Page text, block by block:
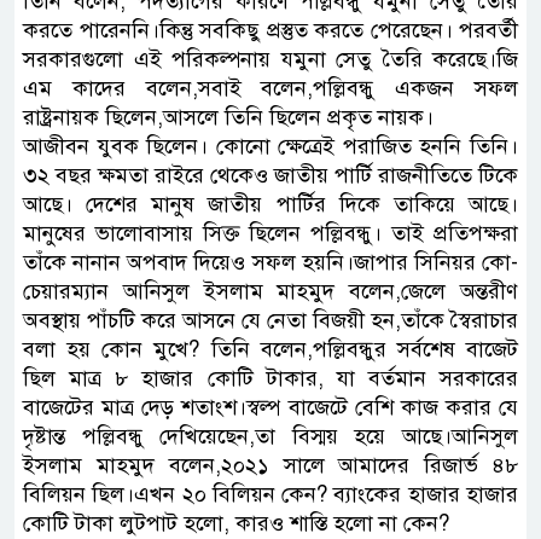
করতে পারেননি।কিন্তু সবকিছু প্রস্তুত করতে পেরেছেন। পরবর্তী
সরকারগুলো এই পরিকল্পনায় যমুনা সেতু তৈরি করেছে।জি
এম কাদের বলেন,সবাই বলেন,পল্লিবন্ধু একজন সফল
রাষ্ট্রনায়ক ছিলেন,আসলে তিনি ছিলেন প্রকৃত নায়ক।
আজীবন যুবক ছিলেন। কোনো ক্ষেত্রেই পরাজিত হননি তিনি।
৩২ বছর ক্ষমতা রাইরে থেকেও জাতীয় পার্টি রাজনীতিতে টিকে
আছে। দেশের মানুষ জাতীয় পার্টির দিকে তাকিয়ে আছে।
মানুষের ভালোবাসায় সিক্ত ছিলেন পল্লিবন্ধু। তাই প্রতিপক্ষরা
তাঁকে নানান অপবাদ দিয়েও সফল হয়নি।জাপার সিনিয়র কো-
চেয়ারম্যান আনিসুল ইসলাম মাহমুদ বলেন,জেলে অন্তরীণ
অবস্থায় পাঁচটি করে আসনে যে নেতা বিজয়ী হন,তাঁকে স্বৈরাচার
বলা হয় কোন মুখে? তিনি বলেন,পল্লিবন্ধুর সর্বশেষ বাজেট
ছিল মাত্র ৮ হাজার কোটি টাকার, যা বর্তমান সরকারের
বাজেটের মাত্র দেড় শতাংশ।স্বল্প বাজেটে বেশি কাজ করার যে
দৃষ্টান্ত পল্লিবন্ধু দেখিয়েছেন,তা বিস্ময় হয়ে আছে।আনিসুল
ইসলাম মাহমুদ বলেন,২০২১ সালে আমাদের রিজার্ভ ৪৮
বিলিয়ন ছিল।এখন ২০ বিলিয়ন কেন? ব্যাংকের হাজার হাজার
কোটি টাকা লুটপাট হলো, কারও শাস্তি হলো না কেন?